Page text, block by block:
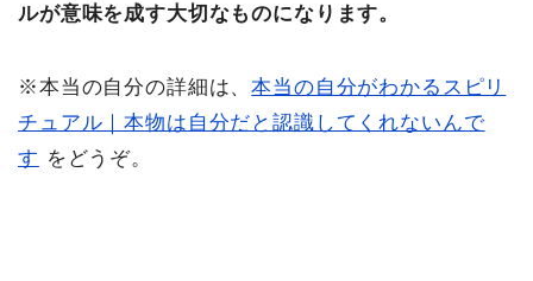
ルが意味を成す大切なものになります。
※本当の自分の詳細は、本当の自分がわかるスピリ
チュアル｜本物は自分だと認識してくれないんで
す をどうぞ。